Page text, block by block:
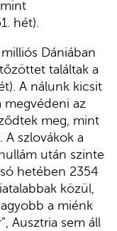
hét).
Dániában
találtak a
A nálunk kicsit
megvédeni az
meg, mint
A szlovákok a
után szinte
hetében 2354
közül,
a miénk
Ausztria sem áll